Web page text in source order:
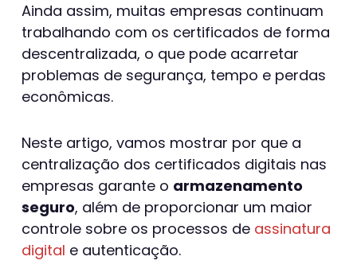
Ainda assim, muitas empresas continuam
trabalhando com os certificados de forma
descentralizada, o que pode acarretar
problemas de segurança, tempo e perdas
econômicas.
Neste artigo, vamos mostrar por que a
centralização dos certificados digitais nas
empresas garante o armazenamento
seguro, além de proporcionar um maior
controle sobre os processos de assinatura
digital e autenticação.